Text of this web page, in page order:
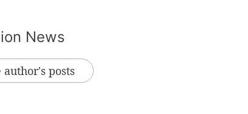
News
author's posts